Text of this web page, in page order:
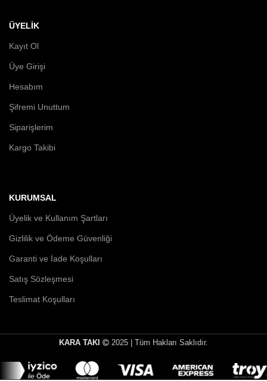
ÜYELİK
Kayıt Ol
Üye Girişi
Hesabım
Şifremi Unuttum
Siparişlerim
Kargo Takibi
KURUMSAL
Üyelik ve Kullanım Şartları
Gizlilik ve Ödeme Güvenliği
Garanti ve İade Koşulları
Satış Sözleşmesi
Teslimat Koşulları
KARA TAKI 2025 | Tüm Hakları Saklıdır.